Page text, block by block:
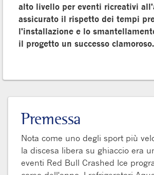
alto livello per eventi ricreativi
assicurato il rispetto dei tempi
l'installazione e lo
il progetto un successo clamoroso.
Premessa
Nota come uno degli sport più
la discesa libera su ghiaccio era
eventi Red Bull Crashed Ice